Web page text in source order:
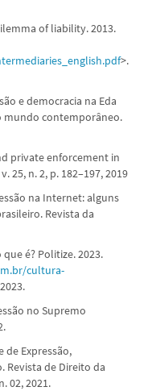
of liability. 2013.
>.
e democracia na Eda
mundo contemporâneo.
private enforcement in
25, n. 2, p. 182–197, 2019
na Internet: alguns
Revista da
é? Politize. 2023.
cultura-
no Supremo
de Expressão,
Revista de Direito da
02, 2021.